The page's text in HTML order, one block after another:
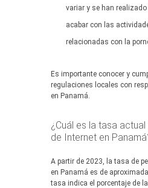
variar y se han
acabar con las
relacionadas con la
Es importante conocer y
regulaciones locales con
en Panamá.
¿Cuál es la tasa
de Internet en
A partir de 2023, la tasa de
en Panamá es de
tasa indica el porcentaje de